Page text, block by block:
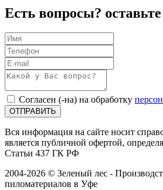
Есть вопросы?
Согласен (-на) на обработку
ОТПРАВИТЬ
Вся информация на сайте носит
является публичной офертой,
Статьи 437 ГК РФ
2004-2026 © Зеленый лес -
пиломатериалов в Уфе